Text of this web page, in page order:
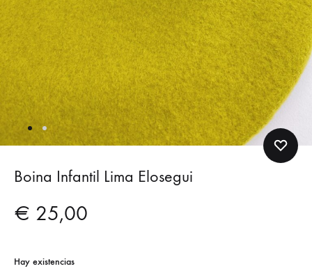
Boina Infantil Lima Elosegui
€ 25,00
Hay existencias